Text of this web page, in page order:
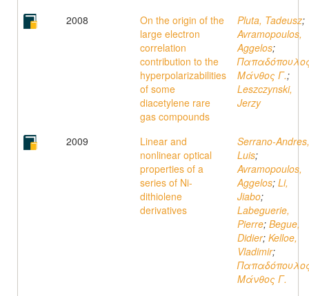
2008
On the origin of the
large electron
correlation
contribution to the
hyperpolarizabilities
of some
diacetylene rare
gas compounds
Pluta, Tadeusz;
Avramopoulos,
Aggelos;
Μάνθος Γ.;
Leszczynski,
Jerzy
2009
Linear and
nonlinear optical
properties of a
series of Ni-
dithiolene
derivatives
Serrano-Andres,
Luis;
Avramopoulos,
Aggelos; Li,
Jiabo;
Labeguerie,
Pierre; Begue,
Didier; Kelloe,
Vladimir;
Μάνθος Γ.